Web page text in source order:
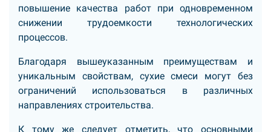
повышение качества работ при одновременном
снижении трудоемкости технологических
процессов.
Благодаря вышеуказанным преимуществам и
уникальным свойствам, сухие смеси могут без
ограничений использоваться в различных
направлениях строительства.
К тому же следует отметить, что основными